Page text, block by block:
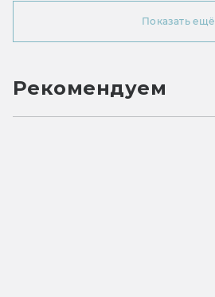
Показать ещё
Рекомендуем